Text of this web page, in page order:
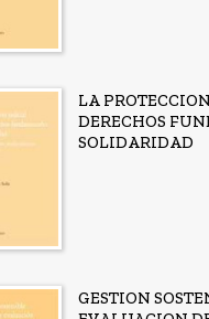
LA
DERECHOS
SOLIDARIDAD
GESTION